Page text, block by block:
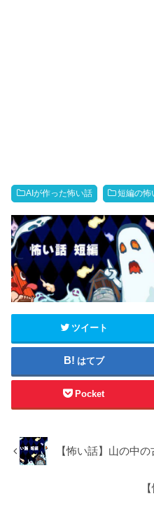
AIが作った怖い話 短編の怖
ツイート
はてブ
Pocket
【怖い話】山の中の